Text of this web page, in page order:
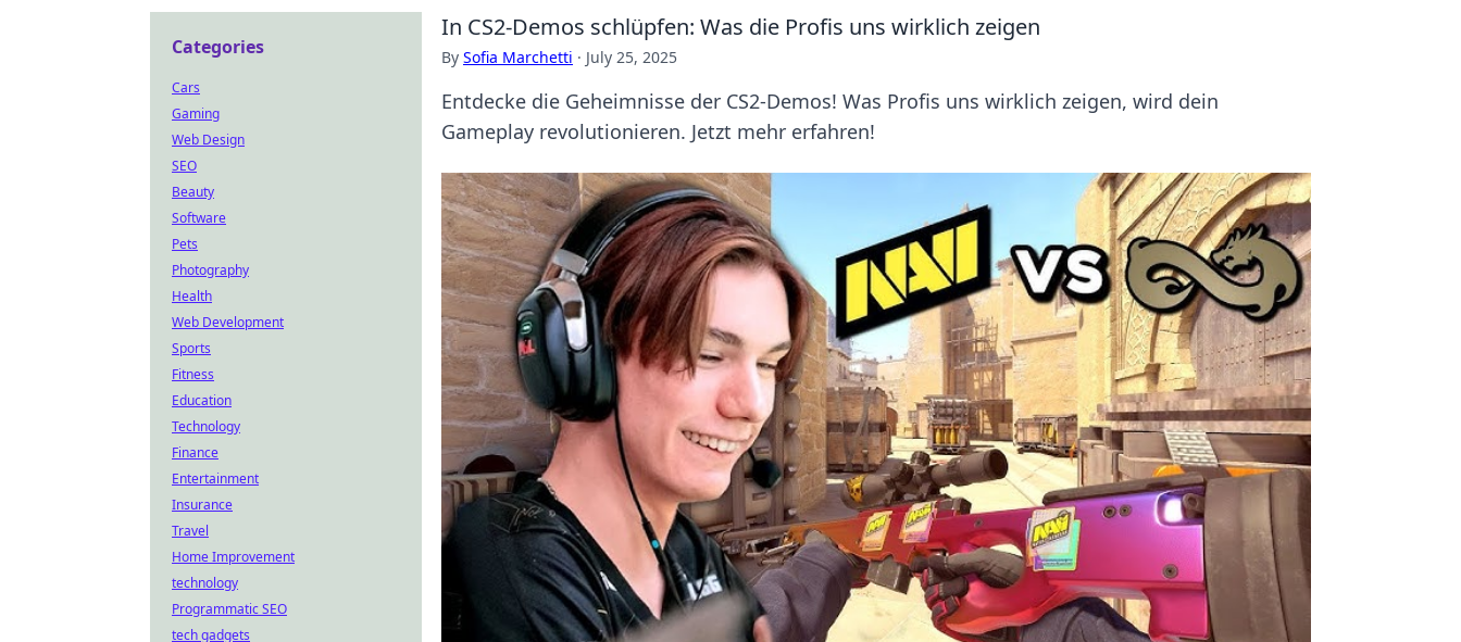
In CS2-Demos schlüpfen: Was die Profis uns wirklich zeigen
By Sofia Marchetti · July 25, 2025
Entdecke die Geheimnisse der CS2-Demos! Was Profis uns wirklich zeigen, wird dein
Gameplay revolutionieren. Jetzt mehr erfahren!
Categories
Cars
Gaming
Web Design
SEO
Beauty
Software
Pets
Photography
Health
Web Development
Sports
Fitness
Education
Technology
Finance
Entertainment
Insurance
Travel
Home Improvement
technology
Programmatic SEO
tech gadgets